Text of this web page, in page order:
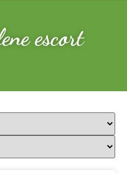
escort